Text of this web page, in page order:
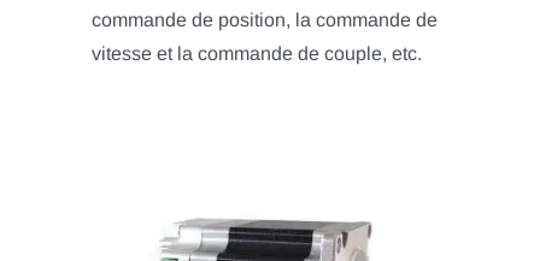
commande de position, la commande de
vitesse et la commande de couple, etc.